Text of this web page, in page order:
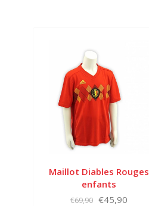
Maillot Diables Rouges
enfants
€69,90 €45,90